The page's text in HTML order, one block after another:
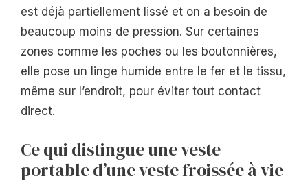
est déjà partiellement lissé et on a besoin de
beaucoup moins de pression. Sur certaines
zones comme les poches ou les boutonnières,
elle pose un linge humide entre le fer et le tissu,
même sur l’endroit, pour éviter tout contact
direct.
Ce qui distingue une veste
portable d’une veste froissée à vie